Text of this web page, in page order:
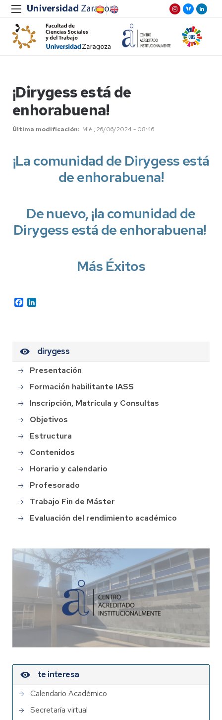
¡Dirygess está de
enhorabuena!
Última modificación Mié , 26/06/2024 - 08:46
¡La comunidad de Dirygess está
de enhorabuena!
De nuevo, ¡la comunidad de
Dirygess está de enhorabuena!
Más Éxitos
Facebook
dirygess
Presentación
Formación habilitante IASS
Inscripción, Matrícula y Consultas
Objetivos
Estructura
Contenidos
Horario y calendario
Profesorado
Trabajo Fin de Máster
Evaluación del rendimiento académico
te interesa
Calendario Académico
Secretaría virtual